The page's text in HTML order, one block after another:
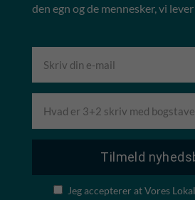
den egn og de mennesker, vi lever
Jeg accepterer at Vores